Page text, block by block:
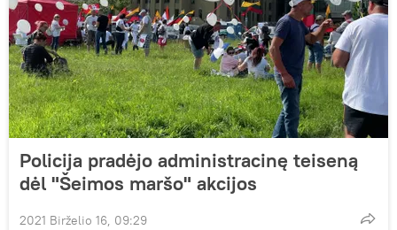
Policija pradėjo administracinę teiseną
dėl "Šeimos maršo" akcijos
2021 Birželio 16, 09:29